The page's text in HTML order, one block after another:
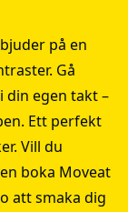
på en
Gå
din egen takt –
Ett perfekt
Vill du
boka Moveat
att smaka dig